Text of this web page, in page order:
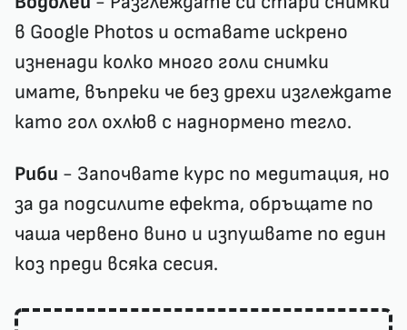
в Google Photos и оставате искрено
изненади колко много голи снимки
имате, въпреки че без дрехи изглеждате
като гол охлюв с наднормено тегло.
Риби - Започвате курс по медитация, но
за да подсилите ефекта, обръщате по
чаша червено вино и изпушвате по един
коз преди всяка сесия.